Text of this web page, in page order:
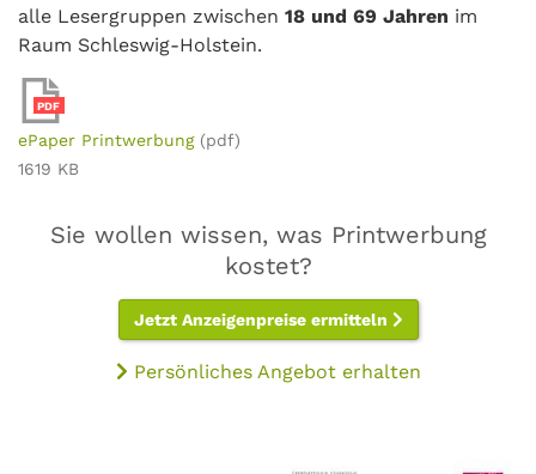
alle Lesergruppen zwischen 18 und 69 Jahren im
Raum Schleswig-Holstein.
PDF
ePaper Printwerbung (pdf)
1619 KB
Sie wollen wissen, was Printwerbung
kostet?
Jetzt Anzeigenpreise ermitteln
Persönliches Angebot erhalten